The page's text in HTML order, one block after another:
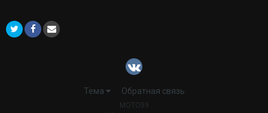
Тема Обратная связь
MOTO59